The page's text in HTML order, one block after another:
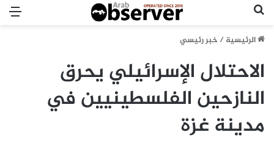
الرئيسية/خبر رئيسي
الاحتلال الإسرائيلي يحرق
النازحين الفلسطينيين في
مدينة غزة